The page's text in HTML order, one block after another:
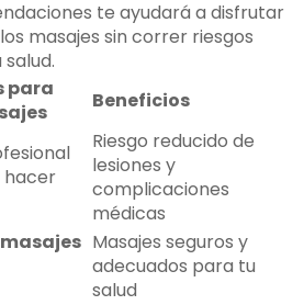
te ayudará a disfrutar
masajes sin correr riesgos
para
Beneficios
hacer
Riesgo reducido de
lesiones y
complicaciones
médicas
masajes Masajes seguros y
adecuados para tu
salud